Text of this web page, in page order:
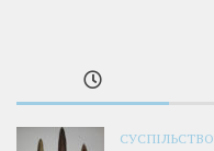
СУСПІЛЬСТВО